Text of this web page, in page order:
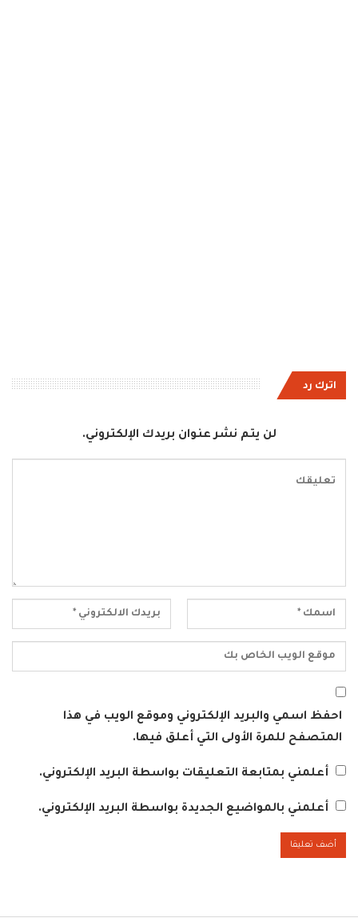
اترك رد
لن يتم نشر عنوان بريدك الإلكتروني.
احفظ اسمي والبريد الإلكتروني وموقع الويب في هذا
المتصفح للمرة الأولى التي أعلق فيها.
أعلمني بمتابعة التعليقات بواسطة البريد الإلكتروني.
أعلمني بالمواضيع الجديدة بواسطة البريد الإلكتروني.